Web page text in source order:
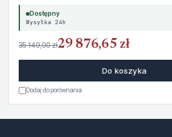
Dostępny
Wysyłka 24h
35 149,00 zł29 876,65 zł
Do koszyka
Dodaj do porównania